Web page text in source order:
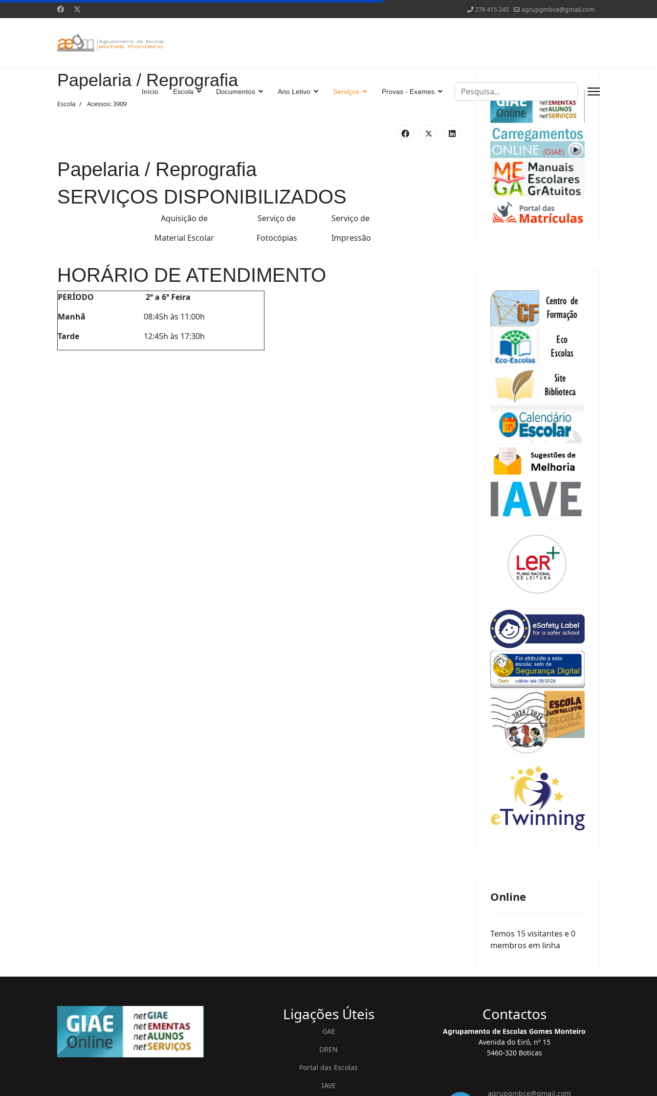
276 415 245 agrupgmbce@gmail.com
Início Escola Documentos Ano Letivo Serviços Provas - Exames
Pesquisar
Type 2 or more characters for results.
Papelaria / Reprografia
Escola Acessos: 3909
Papelaria / Reprografia
SERVIÇOS DISPONIBILIZADOS
Aquisição de
Material Escolar
Serviço de
Fotocópias
Serviço de
Impressão
HORÁRIO DE ATENDIMENTO
PERÍODO
2ª a 6ª Feira
Manhã
08:45h às 11:00h
Tarde
12:45h às 17:30h
Online
Temos 15 visitantes e 0
membros em linha
LigaçõesÚteis
GAE
DREN
Portal das Escolas
IAVE
Contactos
Agrupamento de Escolas Gomes Monteiro
Avenida do Eiró, nº 15
5460-320 Boticas
agrupgmbce@gmail.com